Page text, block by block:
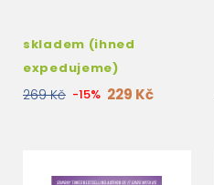
skladem (ihned
expedujeme)
269 Kč -15% 229 Kč